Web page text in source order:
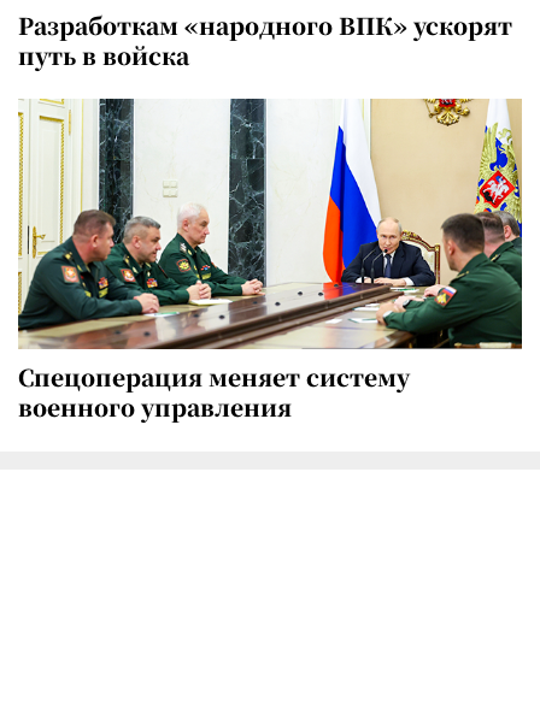
Разработкам «народного ВПК» ускорят
путь в войска
Спецоперация меняет систему
военного управления